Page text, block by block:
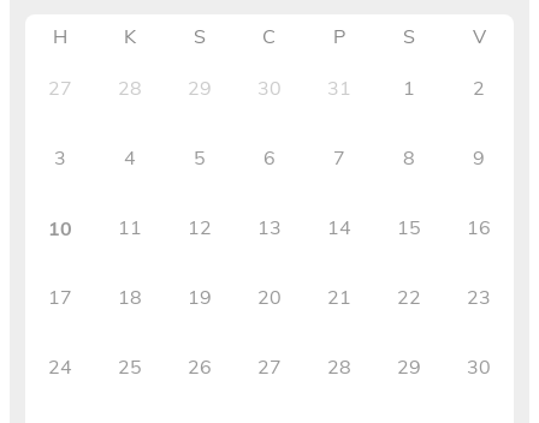
H K S C P S V
27 28 29 30 31 1 2
3 4 5 6 7 8 9
10 11 12 13 14 15 16
17 18 19 20 21 22 23
24 25 26 27 28 29 30